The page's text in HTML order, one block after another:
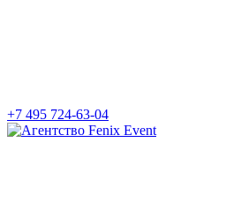
+7 495 724-63-04
Агентство